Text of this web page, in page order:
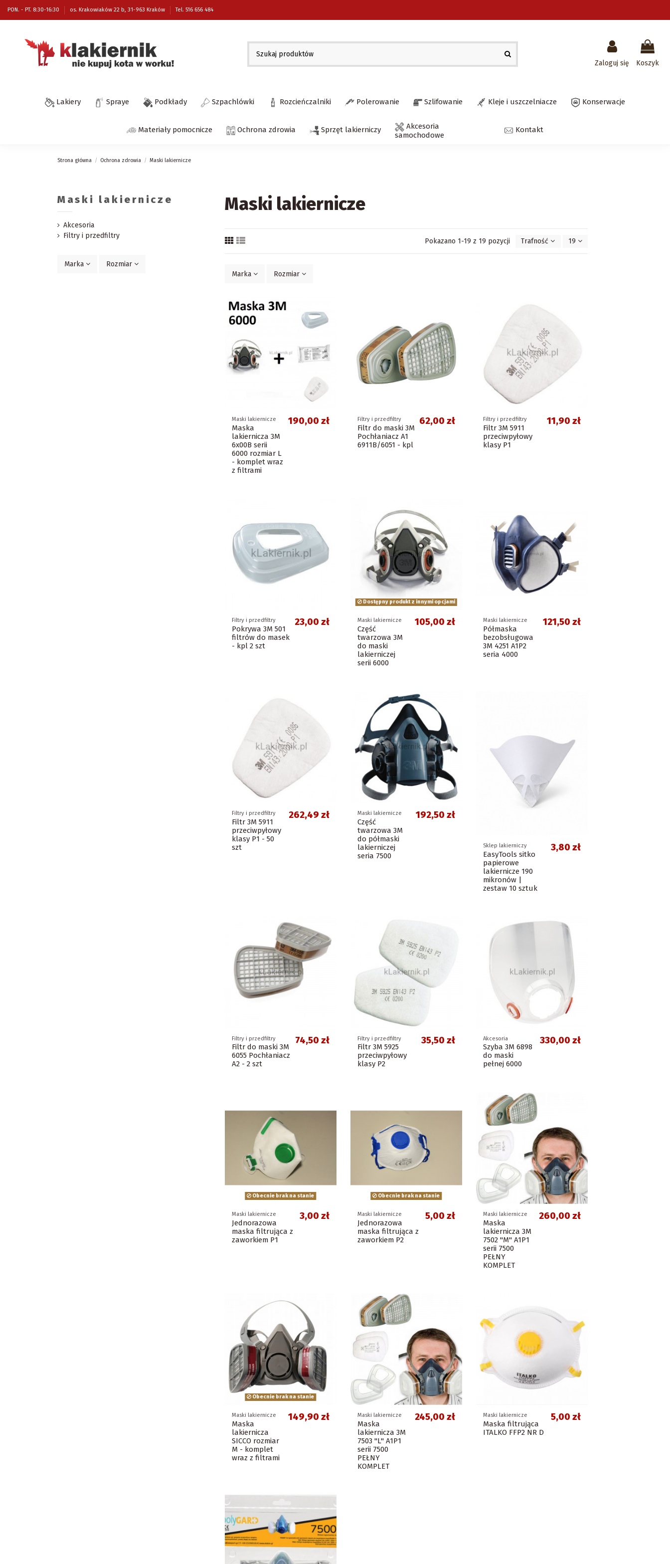
PON. - PT. 8:30-16:30 os. Krakowiaków 22 b, 31-963 Kraków Tel. 516 656 484
Zaloguj się Koszyk
Lakiery Spraye Podkłady Szpachlówki Rozcieńczalniki Polerowanie Szlifowanie Kleje i uszczelniacze Konserwacje
Materiały pomocnicze Ochrona zdrowia Sprzęt lakierniczy
Akcesoria
samochodowe
Kontakt
Strona główna Ochrona zdrowia Maski lakiernicze
Maski lakiernicze
Pokazano 1-19 z 19 pozycji Trafność 19
Marka Rozmiar
Maski lakiernicze
Maska
lakiernicza 3M
6x00B serii
6000 rozmiar L
- komplet wraz
z filtrami
190,00 zł Filtry i przedfiltry
Filtr do maski 3M
Pochłaniacz A1
6911B/6051 - kpl
62,00 zł Filtry i przedfiltry
Filtr 3M 5911
przeciwpyłowy
klasy P1
11,90 zł
Filtry i przedfiltry
Pokrywa 3M 501
filtrów do masek
- kpl 2 szt
23,00 zł
Dostępny produkt z innymi opcjami
Maski lakiernicze
Część
twarzowa 3M
do maski
lakierniczej
serii 6000
105,00 zł Maski lakiernicze
Półmaska
bezobsługowa
3M 4251 A1P2
seria 4000
121,50 zł
Filtry i przedfiltry
Filtr 3M 5911
przeciwpyłowy
klasy P1 - 50
szt
262,49 zł Maski lakiernicze
Część
twarzowa 3M
do półmaski
lakierniczej
seria 7500
192,50 zł
Sklep lakierniczy
EasyTools sitko
papierowe
lakiernicze 190
mikronów |
zestaw 10 sztuk
3,80 zł
Filtry i przedfiltry
Filtr do maski 3M
6055 Pochłaniacz
A2 - 2 szt
74,50 zł Filtry i przedfiltry
Filtr 3M 5925
przeciwpyłowy
klasy P2
35,50 zł Akcesoria
Szyba 3M 6898
do maski
pełnej 6000
330,00 zł
Obecnie brak na stanie
Maski lakiernicze
Jednorazowa
maska filtrująca z
zaworkiem P1
3,00 zł
Obecnie brak na stanie
Maski lakiernicze
Jednorazowa
maska filtrująca z
zaworkiem P2
5,00 zł Maski lakiernicze
Maska
lakiernicza 3M
7502 "M" A1P1
serii 7500
PEŁNY
KOMPLET
260,00 zł
Obecnie brak na stanie
Maski lakiernicze
Maska
lakiernicza
SICCO rozmiar
M - komplet
wraz z filtrami
149,90 zł Maski lakiernicze
Maska
lakiernicza 3M
7503 "L" A1P1
serii 7500
PEŁNY
KOMPLET
245,00 zł Maski lakiernicze
Maska filtrująca
ITALKO FFP2 NR D
5,00 zł
Maski lakiernicze
Akcesoria
Filtry i przedfiltry
Marka Rozmiar